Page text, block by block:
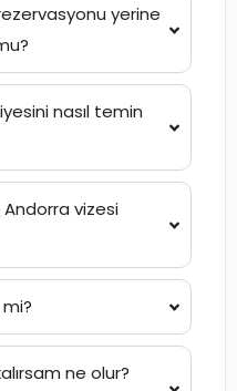
yerine
nasıl temin
vizesi
ne olur?